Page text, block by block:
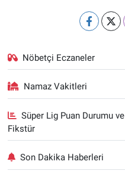
Nöbetçi Eczaneler
Namaz Vakitleri
Süper Lig Puan Durumu ve
Fikstür
Son Dakika Haberleri